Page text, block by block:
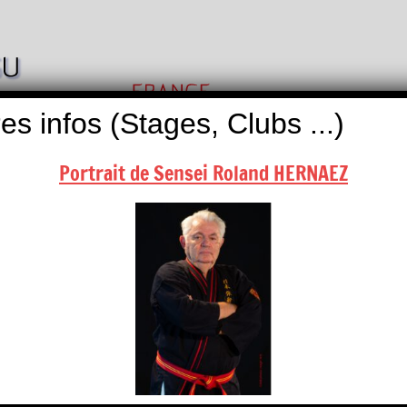
Nihon
Taï
Jitsu
Self
Défense
BOUTIQUES NOUS CONTACTER
contactez-nous …
infos (Stages, Clubs ...)
Portrait de Sensei Roland HERNAEZ